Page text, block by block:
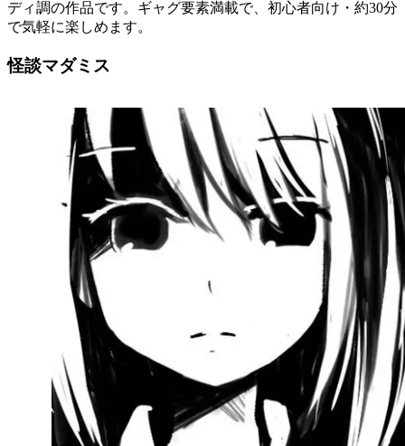
ディ調の作品です。ギャグ要素満載で、初心者向け・約30分
で気軽に楽しめます。
怪談マダミス